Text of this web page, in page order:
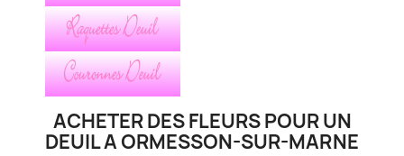
ACHETER DES FLEURS POUR UN
DEUIL A ORMESSON-SUR-MARNE